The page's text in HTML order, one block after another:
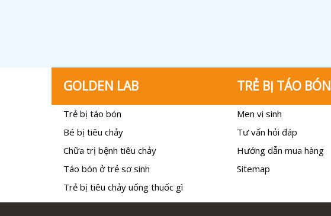
GOLDEN LAB
Trẻ bị táo bón
Bé bị tiêu chảy
Chữa trị bệnh tiêu chảy
Táo bón ở trẻ sơ sinh
Trẻ bị tiêu chảy uống thuốc gì
TRẺ BỊ TÁO BÓN
Men vi sinh
Tư vấn hỏi đáp
Hướng dẫn mua hàng
Sitemap